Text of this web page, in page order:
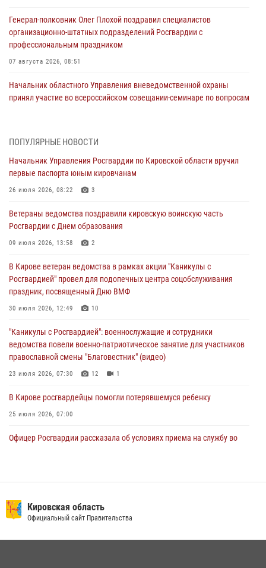
Генерал-полковник Олег Плохой поздравил специалистов
организационно-штатных подразделений Росгвардии с
профессиональным праздником
07 августа 2026, 08:51
Начальник областного Управления вневедомственной охраны
принял участие во всероссийском совещании-семинаре по вопросам
инструмента
07 августа 2026, 08:39
хулиганстве
06 августа 2026, 07:00
почетные знаки и грамоты росгвардейцам (видео)
05 августа 2026, 11:00
В Кирове росгвардейцы задержали подозреваемую в сбыте
04 августа 2026, 09:30
ПОПУЛЯРНЫЕ НОВОСТИ
Начальник Управления Росгвардии по Кировской области вручил
первые паспорта юным кировчанам
26 июля 2026, 08:22 3
Ветераны ведомства поздравили кировскую воинскую часть
Росгвардии с Днем образования
09 июля 2026, 13:58 2
В Кирове ветеран ведомства в рамках акции "Каникулы с
Росгвардией" провел для подопечных центра соцобслуживания
праздник, посвященный Дню ВМФ
30 июля 2026, 12:49 10
"Каникулы с Росгвардией": военнослужащие и сотрудники
ведомства повели военно-патриотическое занятие для участников
православной смены "Благовестник" (видео)
23 июля 2026, 07:30 12 1
В Кирове росгвардейцы помогли потерявшемуся ребенку
25 июля 2026, 07:00
Офицер Росгвардии рассказала об условиях приема на службу во
находящегося в розыске
24 июля 2026, 09:01
Кировская область
Официальный сайт Правительства